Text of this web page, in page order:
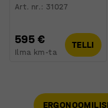
Art. nr.: 31027
595 €
Ilma km-ta
TELLI